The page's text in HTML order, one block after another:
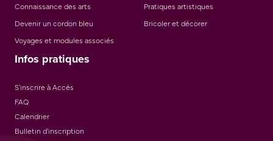
Connaissance des arts
Pratiques artistiques
Devenir un cordon bleu
Bricoler et décorer
Voyages et modules associés
Infos pratiques
S'inscrire à Accés
FAQ
Calendrier
Bulletin d'inscription